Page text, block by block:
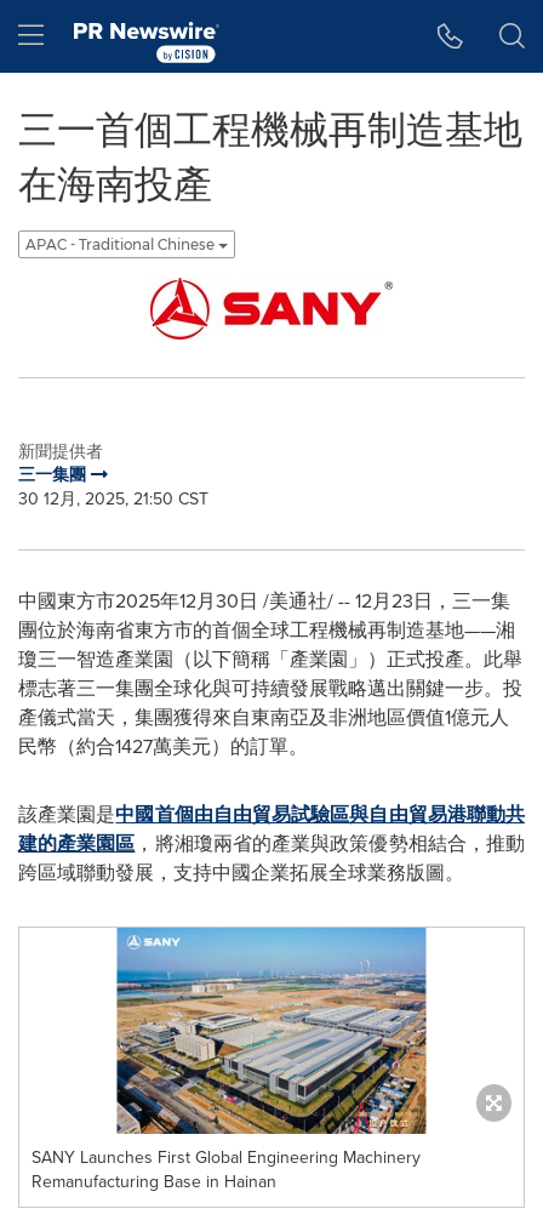
Hamburger menu
三一首個工程機械再制造基地
在海南投產
APAC - Traditional Chinese
新聞提供者
三一集團
30 12月, 2025, 21:50 CST
中國東方市2025年12月30日 /美通社/ -- 12月23日，三一集
團位於海南省東方市的首個全球工程機械再制造基地——湘
瓊三一智造產業園（以下簡稱「產業園」）正式投產。此舉
標志著三一集團全球化與可持續發展戰略邁出關鍵一步。投
產儀式當天，集團獲得來自東南亞及非洲地區價值1億元人
民幣（約合1427萬美元）的訂單。
該產業園是中國首個由自由貿易試驗區與自由貿易港聯動共
建的產業園區 ，將湘瓊兩省的產業與政策優勢相結合，推動
跨區域聯動發展，支持中國企業拓展全球業務版圖。
SANY Launches First Global Engineering Machinery
Remanufacturing Base in Hainan